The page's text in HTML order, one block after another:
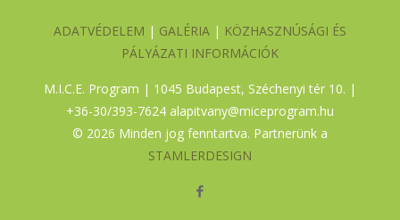
ADATVÉDELEM | GALÉRIA | KÖZHASZNÚSÁGI ÉS
PÁLYÁZATI INFORMÁCIÓK
M.I.C.E. Program | 1045 Budapest, Széchenyi tér 10. |
+36-30/393-7624 alapitvany@miceprogram.hu
© 2026 Minden jog fenntartva. Partnerünk a
STAMLERDESIGN